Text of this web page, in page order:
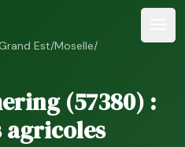
Grand Est/Moselle/
(57380) :